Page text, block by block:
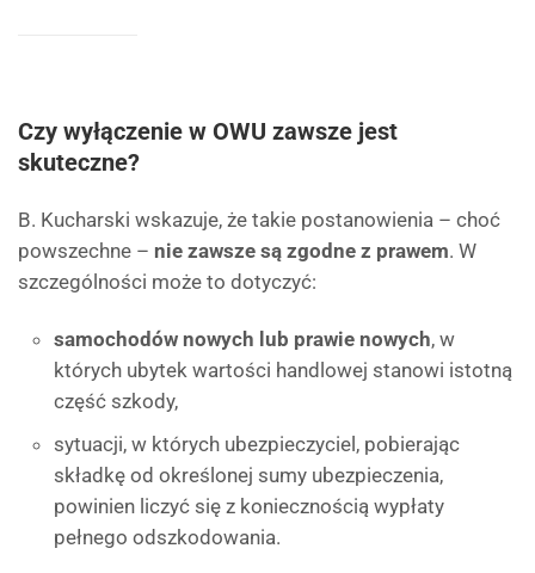
Czy wyłączenie w OWU zawsze jest
skuteczne?
B. Kucharski wskazuje, że takie postanowienia – choć
powszechne – nie zawsze są zgodne z prawem. W
szczególności może to dotyczyć:
samochodów nowych lub prawie nowych, w
których ubytek wartości handlowej stanowi istotną
część szkody,
sytuacji, w których ubezpieczyciel, pobierając
składkę od określonej sumy ubezpieczenia,
powinien liczyć się z koniecznością wypłaty
pełnego odszkodowania.